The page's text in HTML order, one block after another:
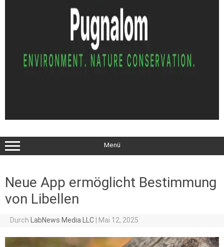
Menü
Neue App ermöglicht Bestimmung
von Libellen
Durch LabNews Media LLC Mai 12, 2025